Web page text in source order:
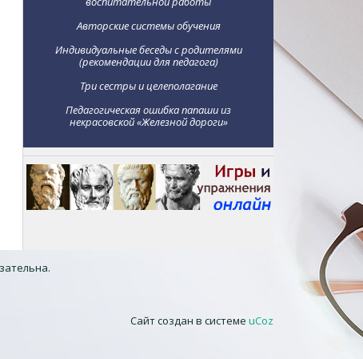
Авторские системы обучения
Индивидуальные беседы с родителями
(рекомендации для педагога)
Три сестры и целеполагание
Педагогическая ошибка папаши из
некрасовской «Железной дороги»
Сайт создан в системе uCoz